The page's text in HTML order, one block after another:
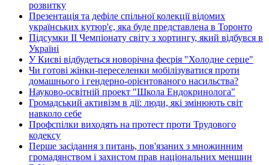
розвитку
Презентація та дефіле спільної колекції відомих
українських кутюр'є, яка буде представлена в Торонто
Підсумки ІІ Чемпіонату світу з хортингу, який відбувся в
Україні
У Києві відбудеться новорічна феєрія "Холодне серце"
Чи готові жінки-переселенки мобілізуватися проти
домашнього і гендерно-орієнтованого насильства?
Науково-освітній проект "Школа Ендокринолога"
Громадський активізм в дії: люди, які змінюють світ
навколо себе
Профспілки виходять на протест проти Трудового
кодексу
Перше засідання з питань, пов'язаних з множинним
громадянством і захистом прав національних меншин